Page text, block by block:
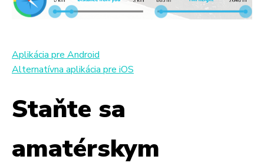
Aplikácia pre Android
Alternatívna aplikácia pre iOS
Staňte sa
amatérskym